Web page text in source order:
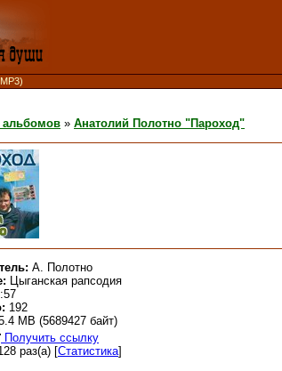
альбомов » Анатолий Полотно "Пароход"
А. Полотно
Цыганская рапсодия
192
MB (5689427 байт)
Получить ссылку
раз(а) [Статистика]